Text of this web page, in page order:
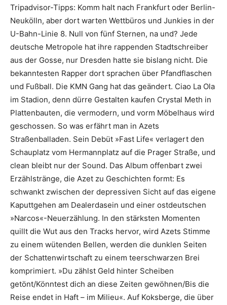
Tripadvisor-Tipps: Komm halt nach Frankfurt oder Berlin-
Neukölln, aber dort warten Wettbüros und Junkies in der
U-Bahn-Linie 8. Null von fünf Sternen, na und? Jede
deutsche Metropole hat ihre rappenden Stadtschreiber
aus der Gosse, nur Dresden hatte sie bislang nicht. Die
bekann­testen Rapper dort sprachen über Pfandflaschen
und Fußball. Die KMN Gang hat das geändert. Ciao La Ola
im Stadion, denn dürre Gestalten kaufen Crystal Meth in
Plattenbauten, die vermodern, und vorm Möbelhaus wird
geschossen. So was erfährt man in Azets
Straßenballaden. Sein Debüt »Fast Life« verlagert den
Schauplatz vom Hermannplatz auf die Prager Straße, und
clean bleibt nur der Sound. Das Album offenbart zwei
Erzählstränge, die Azet zu Geschichten formt: Es
schwankt zwischen der depressiven Sicht auf das eigene
Kaputtgehen am Dealerdasein und einer ostdeutschen
»Narcos«-Neuerzählung. In den stärksten Momenten
quillt die Wut aus den Tracks hervor, wird Azets Stimme
zu einem wütenden Bellen, werden die dunklen Seiten
der Schattenwirtschaft zu einem teerschwarzen Brei
komprimiert. »Du zählst Geld hinter Scheiben
getönt/Könntest dich an diese Zeiten gewöhnen/Bis die
Reise endet in Haft – im Milieu«. Auf Koksberge, die über